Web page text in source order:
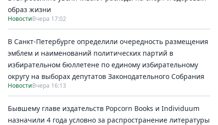
образ жизни
НовостиВчера 17:02
В Санкт-Петербурге определили очередность размещения
эмблем и наименований политических партий в
избирательном бюллетене по единому избирательному
округу на выборах депутатов Законодательного Собрания
НовостиВчера 16:13
Бывшему главе издательств Popcorn Books и Individuum
назначили 4 года условно за распространение литературы